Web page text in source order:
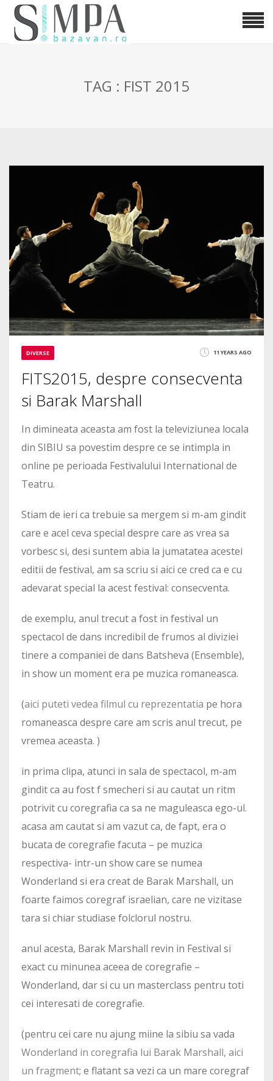
TAG : FIST 2015
DIVERSE 11 YEARS AGO
FITS2015, despre consecventa
si Barak Marshall
In dimineata aceasta am fost la televiziunea locala
din SIBIU sa povestim despre ce se intimpla in
online pe perioada Festivalului International de
Teatru.
Stiam de ieri ca trebuie sa mergem si m-am gindit
care e acel ceva special despre care as vrea sa
vorbesc si, desi suntem abia la jumatatea acestei
editii de festival, am sa scriu si aici ce cred ca e cu
adevarat special la acest festival: consecventa.
de exemplu, anul trecut a fost in festival un
spectacol de dans incredibil de frumos al diviziei
tinere a companiei de dans Batsheva (Ensemble),
in show un moment era pe muzica romaneasca.
(aici puteti vedea filmul cu reprezentatia pe hora
romaneasca despre care am scris anul trecut, pe
vremea aceasta. )
in prima clipa, atunci in sala de spectacol, m-am
gindit ca au fost f smecheri si au cautat un ritm
potrivit cu coregrafia ca sa ne maguleasca ego-ul.
acasa am cautat si am vazut ca, de fapt, era o
bucata de coregrafie facuta – pe muzica
respectiva- intr-un show care se numea
Wonderland si era creat de Barak Marshall, un
foarte faimos coregraf israelian, care ne vizitase
tara si chiar studiase folclorul nostru.
anul acesta, Barak Marshall revin in Festival si
exact cu minunea aceea de coregrafie –
Wonderland, dar si cu un masterclass pentru toti
cei interesati de coregrafie.
(pentru cei care nu ajung miine la sibiu sa vada
Wonderland in coregrafia lui Barak Marshall, aici
un fragment; e flatant sa vezi ca un mare coregraf